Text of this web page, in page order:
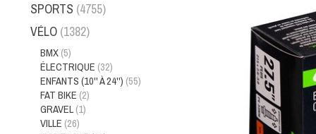
SPORTS (4755)
VÉLO (1382)
BMX (5)
ÉLECTRIQUE (32)
ENFANTS (10'' À 24'') (55)
FAT BIKE (2)
GRAVEL (1)
VILLE (26)